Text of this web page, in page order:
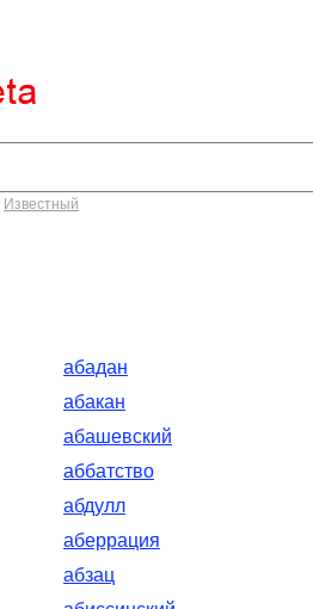
Известный
абадан
абакан
абашевский
аббатство
абдулл
аберрация
абзац